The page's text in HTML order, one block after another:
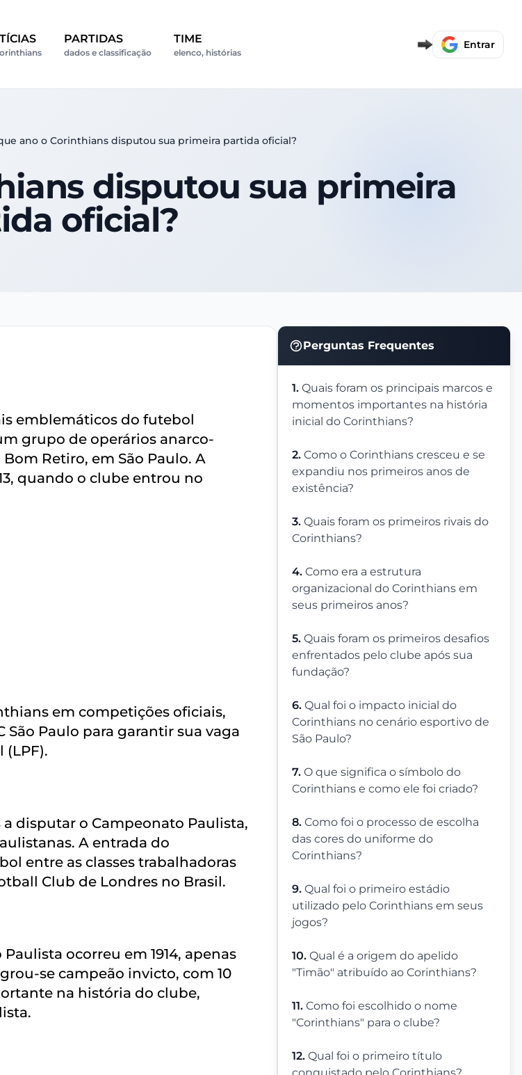
PARTIDAS
dados e classificação
TIME
elenco, histórias
Entrar
ano o Corinthians disputou sua primeira partida oficial?
disputou sua primeira
oficial?
Perguntas Frequentes
1. Quais foram os principais marcos e
momentos importantes na história
inicial do Corinthians?
2. Como o Corinthians cresceu e se
expandiu nos primeiros anos de
existência?
3. Quais foram os primeiros rivais do
Corinthians?
4. Como era a estrutura
organizacional do Corinthians em
seus primeiros anos?
5. Quais foram os primeiros desafios
enfrentados pelo clube após sua
fundação?
6. Qual foi o impacto inicial do
Corinthians no cenário esportivo de
São Paulo?
7. O que significa o símbolo do
Corinthians e como ele foi criado?
8. Como foi o processo de escolha
das cores do uniforme do
Corinthians?
9. Qual foi o primeiro estádio
utilizado pelo Corinthians em seus
jogos?
10. Qual é a origem do apelido
"Timão" atribuído ao Corinthians?
11. Como foi escolhido o nome
"Corinthians" para o clube?
12. Qual foi o primeiro título
emblemáticos do futebol
grupo de operários anarco-
Retiro, em São Paulo. A
quando o clube entrou no
em competições oficiais,
São Paulo para garantir sua vaga
disputar o Campeonato Paulista,
A entrada do
entre as classes trabalhadoras
Club de Londres no Brasil.
ocorreu em 1914, apenas
se campeão invicto, com 10
na história do clube,